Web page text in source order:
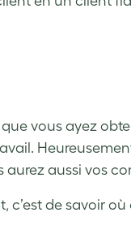
vous ayez
aussi vos
c’est de savoir